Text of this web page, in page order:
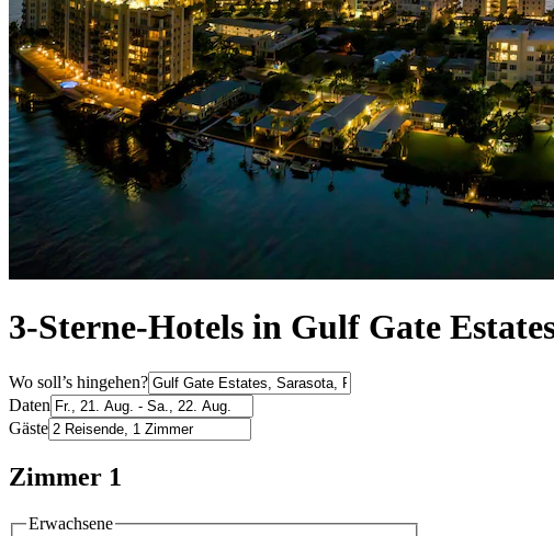
3-Sterne-Hotels in Gulf Gate
Wo soll’s hingehen?
Daten
Gäste
Zimmer 1
Erwachsene